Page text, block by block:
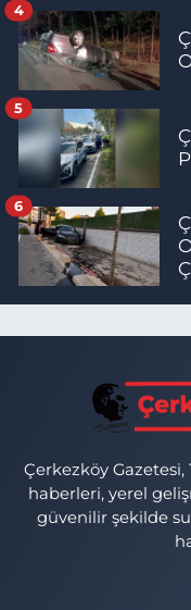
4
5
6
Çerkezköy
haberleri, yerel
güvenilir şekilde